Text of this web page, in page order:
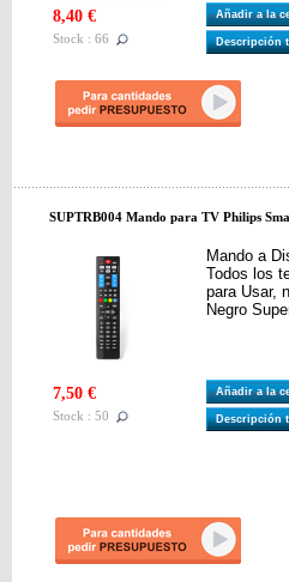
8,40 €
Stock : 66
Añadir a la
Descripción
SUPTRB004 Mando para TV Philips
Mando a
Todos los
para Usar,
Negro
7,50 €
Stock : 50
Añadir a la
Descripción